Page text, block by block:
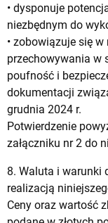
• dysponuje
niezbędnym do
• zobowiązuje się
przechowywania w
poufność i
dokumentacji
grudnia 2024 r.
Potwierdzenie
załączniku nr 2 do
8. Waluta i warunki
realizacją
Ceny oraz wartość